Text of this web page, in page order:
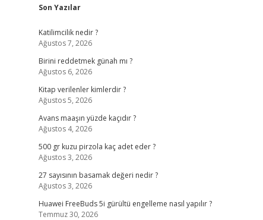
Sidebar
Son Yazılar
Katilimcilik nedir ?
Ağustos 7, 2026
Birini reddetmek günah mı ?
Ağustos 6, 2026
Kitap verilenler kimlerdir ?
Ağustos 5, 2026
Avans maaşın yüzde kaçıdır ?
Ağustos 4, 2026
500 gr kuzu pirzola kaç adet eder ?
Ağustos 3, 2026
27 sayısının basamak değeri nedir ?
Ağustos 3, 2026
Huawei FreeBuds 5i gürültü engelleme nasıl yapılır ?
Temmuz 30, 2026
ilbet giriş